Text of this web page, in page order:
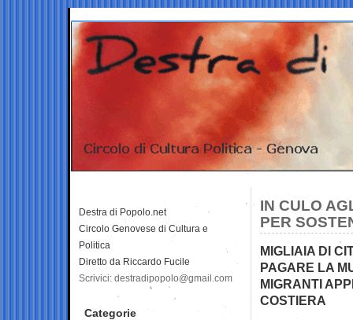
IN CULO
PER
MIGLIAIA DI
PAGARE LA
MIGRANTI
COSTIERA
Destra di Popolo.net
Circolo Genovese di Cultura e
Politica
Diretto da Riccardo Fucile
Scrivici: destradipopolo@gmail.com
Categorie